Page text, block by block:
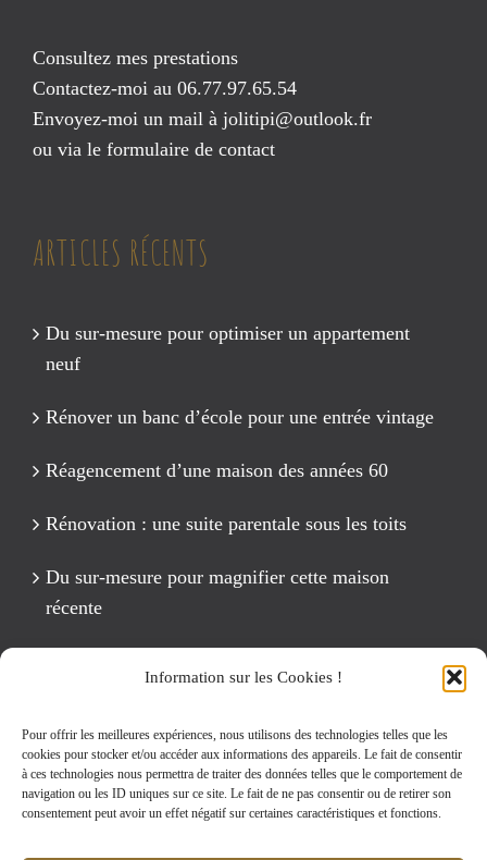
Information sur les Cookies !
Pour offrir les meilleures expériences, nous utilisons des technologies telles que les
cookies pour stocker et/ou accéder aux informations des appareils. Le fait de consentir
à ces technologies nous permettra de traiter des données telles que le comportement de
navigation ou les ID uniques sur ce site. Le fait de ne pas consentir ou de retirer son
consentement peut avoir un effet négatif sur certaines caractéristiques et fonctions.
Consultez mes prestations
Contactez-moi au 06.77.97.65.54
Envoyez-moi un mail à jolitipi@outlook.fr
ou via le formulaire de contact
ARTICLES RÉCENTS
Du sur-mesure pour optimiser un appartement
neuf
Rénover un banc d’école pour une entrée vintage
Réagencement d’une maison des années 60
Rénovation : une suite parentale sous les toits
Du sur-mesure pour magnifier cette maison
récente
Rechercher: